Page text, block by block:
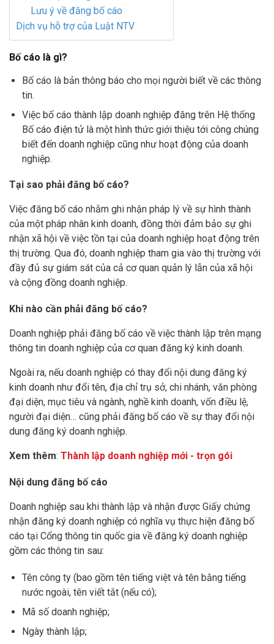
Lưu ý về đăng bố cáo
Dịch vụ hỗ trợ của Luật NTV
Bố cáo là gì?
Bố cáo là bản thông báo cho mọi người biết về các thông
tin.
Việc bố cáo thành lập doanh nghiệp đăng trên Hệ thống
Bố cáo điện tử là một hình thức giới thiệu tới công chúng
biết đến doanh nghiệp cũng như hoạt động của doanh
nghiệp.
Tại sao phải đăng bố cáo?
Việc đăng bố cáo nhằm ghi nhận pháp lý về sự hình thành
của một pháp nhân kinh doanh, đồng thời đảm bảo sự ghi
nhận xã hội về việc tồn tại của doanh nghiệp hoạt động trên
thị trường. Qua đó, doanh nghiệp tham gia vào thị trường với
đầy đủ sự giám sát của cả cơ quan quản lý lẫn của xã hội
và cộng đồng doanh nghiệp.
Khi nào cần phải đăng bố cáo?
Doanh nghiệp phải đăng bố cáo về việc thành lập trên mạng
thông tin doanh nghiệp của cơ quan đăng ký kinh doanh.
Ngoài ra, nếu doanh nghiệp có thay đổi nội dung đăng ký
kinh doanh như đổi tên, địa chỉ trụ sở, chi nhánh, văn phòng
đại diện, mục tiêu và ngành, nghề kinh doanh, vốn điều lệ,
người đại diện… cũng phải đăng bố cáo về sự thay đổi nội
dung đăng ký doanh nghiệp.
Xem thêm: Thành lập doanh nghiệp mới - trọn gói
Nội dung đăng bố cáo
Doanh nghiệp sau khi thành lập và nhận được Giấy chứng
nhận đăng ký doanh nghiệp có nghĩa vụ thực hiện đăng bố
cáo tại Cổng thông tin quốc gia về đăng ký doanh nghiệp
gồm các thông tin sau:
Tên công ty (bao gồm tên tiếng việt và tên bằng tiếng
nước ngoài, tên viết tắt (nếu có);
Mã số doanh nghiệp;
Ngày thành lập;